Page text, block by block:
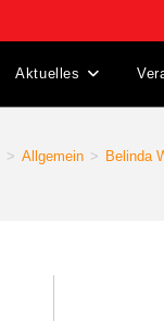
Aktuelles
> Allgemein > Belinda